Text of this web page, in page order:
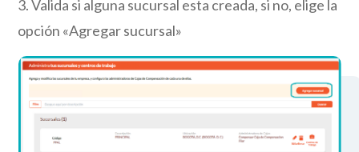
3.Valida si alguna sucursal esta creada, si no, elige la
opción «Agregar sucursal»